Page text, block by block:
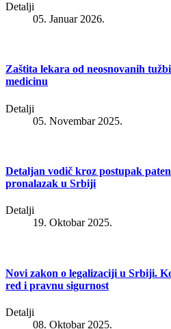
Detalji
05. Januar 2026.
Zaštita lekara od neosnovanih
medicinu
Detalji
05. Novembar 2025.
Detaljan vodič kroz postupak
pronalazak u Srbiji
Detalji
19. Oktobar 2025.
Novi zakon o legalizaciji u Srbiji.
red i pravnu sigurnost
Detalji
08. Oktobar 2025.